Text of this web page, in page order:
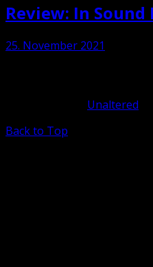
Review: In
25. November 2021
Unaltered
Back to Top